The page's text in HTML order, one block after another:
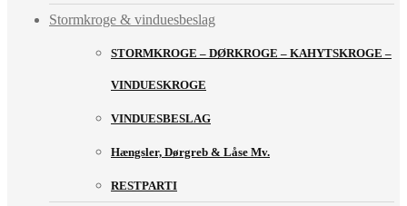
Stormkroge & vinduesbeslag
STORMKROGE – DØRKROGE – KAHYTSKROGE –
VINDUESKROGE
VINDUESBESLAG
Hængsler, Dørgreb & Låse Mv.
RESTPARTI